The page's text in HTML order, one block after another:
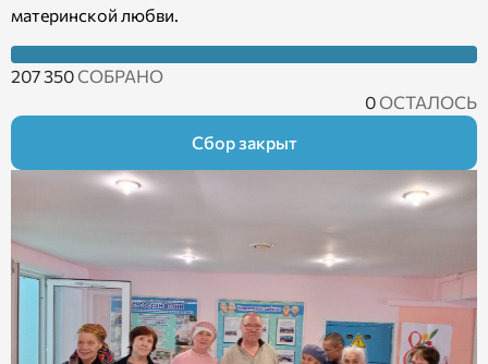
материнской любви.
207 350СОБРАНО
0ОСТАЛОСЬ
Сбор закрыт